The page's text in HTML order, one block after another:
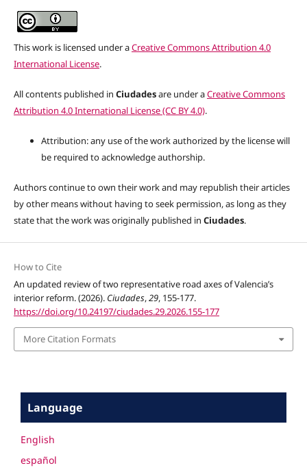
This work is licensed under aCreative Commons Attribution 4.0
International License.
All contents published in Ciudadesare under aCreative Commons
Attribution 4.0 International License (CC BY 4.0).
Attribution: any use of the work authorized by the license will
be required to acknowledge authorship.
Authors continue to own their work and may republish their articles
by other means without having to seek permission, as long as they
state that the work was originally published in Ciudades.
How to Cite
An updated review of two representative road axes of Valencia’s
interior reform. (2026). Ciudades,29, 155-177.
https://doi.org/10.24197/ciudades.29.2026.155-177
More Citation Formats
Language
English
español